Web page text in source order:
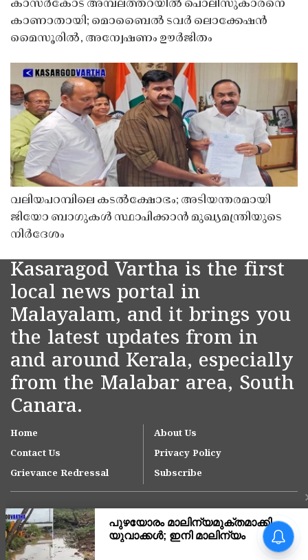
കാസർകോട് അമ്പലത്തറയിൽ പൊലീസുകാരനെ
കാണാതായി; മൊബൈൽ ടവർ ലൊക്കേഷൻ
മൈസൂരിൽ, അന്വേഷണം ഊർജിതം
വലിയപറമ്പിലെ കടൽക്ഷോഭം; അടിയന്തരമായി
ജിയോ ബാഗുകൾ സ്ഥാപിക്കാൻ മുഖ്യമന്ത്രിയുടെ
നിർദേശം
Kasaragod Vartha is the first
local news portal in
Malayalam, and it brings you
the latest updates from in
and around Kerala, especially
from the Malabar area, South
Canara.
Home
About Us
Contact Us
Privacy Policy
Grievance Redressal
Subscribe